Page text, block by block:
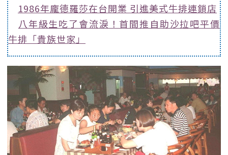
1986年龐德羅莎在台開業 引進美式牛排連鎖店
八年級生吃了會流淚！首間推自助沙拉吧平價
牛排「貴族世家」